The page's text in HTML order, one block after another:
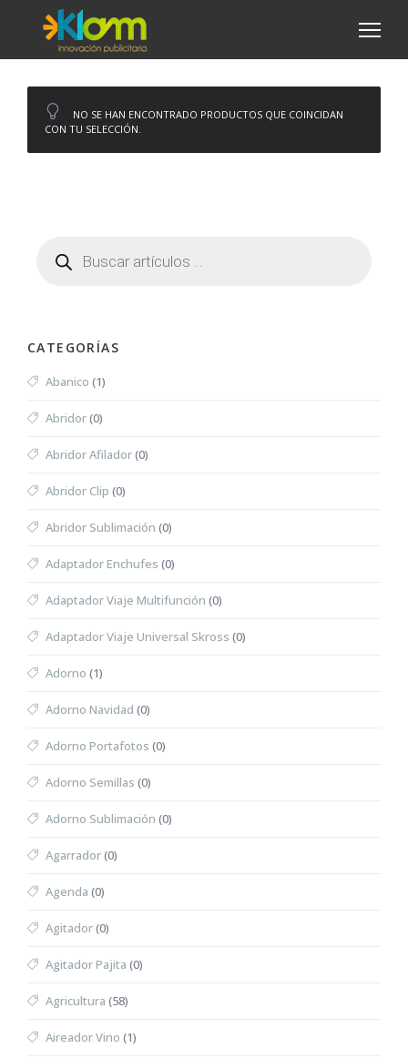
NO SE HAN ENCONTRADO PRODUCTOS QUE COINCIDAN
CON TU SELECCIÓN.
CATEGORÍAS
Abanico (1)
Abridor(0)
Abridor Afilador(0)
Abridor Clip (0)
Abridor Sublimación (0)
Adaptador Enchufes (0)
Adaptador Viaje Multifunción (0)
Adaptador Viaje Universal Skross (0)
Adorno (1)
Adorno Navidad (0)
Adorno Portafotos (0)
Adorno Semillas (0)
Adorno Sublimación (0)
Agarrador(0)
Agenda (0)
Agitador(0)
Agitador Pajita (0)
Agricultura (58)
Aireador Vino (1)